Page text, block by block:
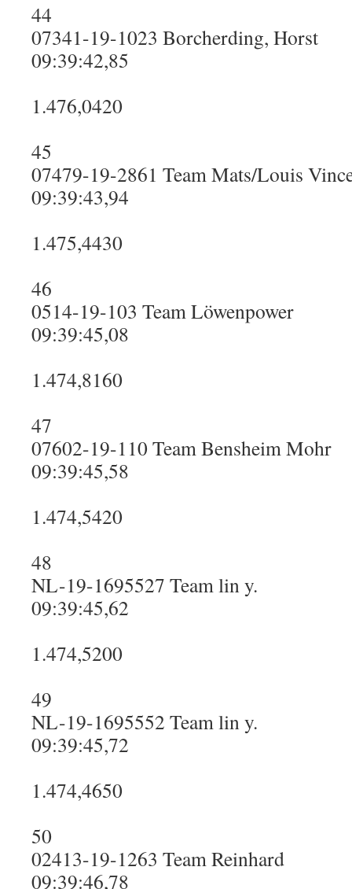
44
07341-19-1023 Borcherding, Horst
09:39:42,85
1.476,0420
45
07479-19-2861 Team Mats/Louis
09:39:43,94
1.475,4430
46
0514-19-103 Team Löwenpower
09:39:45,08
1.474,8160
47
07602-19-110 Team Bensheim Mohr
09:39:45,58
1.474,5420
48
NL-19-1695527 Team lin y.
09:39:45,62
1.474,5200
49
NL-19-1695552 Team lin y.
09:39:45,72
1.474,4650
50
02413-19-1263 Team Reinhard
09:39:46,78